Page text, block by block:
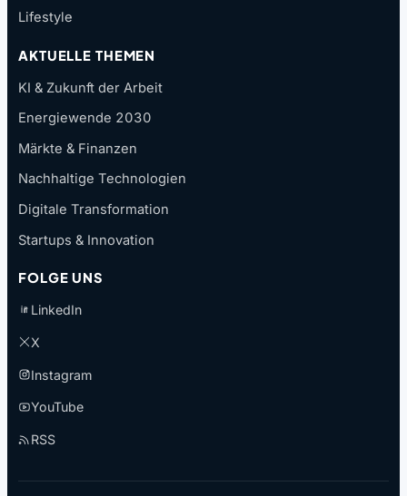
Lifestyle
AKTUELLE THEMEN
KI & Zukunft der Arbeit
Energiewende 2030
Märkte & Finanzen
Nachhaltige Technologien
Digitale Transformation
Startups & Innovation
FOLGE UNS
LinkedIn
X
Instagram
YouTube
RSS